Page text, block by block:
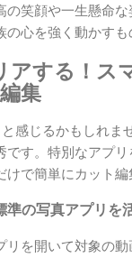
の笑顔や一生懸命
心を強く動かすも
アする！ス
集
と感じるかもしれま
です。特別なアプ
で簡単にカット編
の写真アプリを
リを開いて対象の